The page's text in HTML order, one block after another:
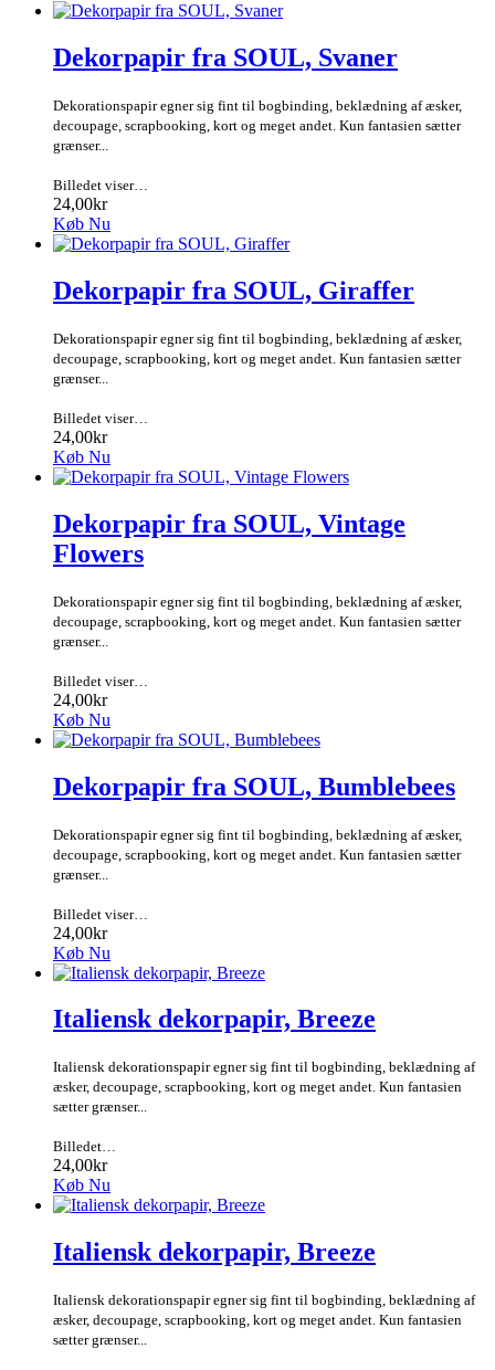
Dekorpapir fra SOUL, Svaner
Dekorationspapir egner sig fint til bogbinding, beklædning af æsker,
decoupage, scrapbooking, kort og meget andet. Kun fantasien sætter
grænser...
Billedet viser…
24,00kr
Køb Nu
Dekorpapir fra SOUL, Giraffer
Dekorationspapir egner sig fint til bogbinding, beklædning af æsker,
decoupage, scrapbooking, kort og meget andet. Kun fantasien sætter
grænser...
Billedet viser…
24,00kr
Køb Nu
Dekorpapir fra SOUL, Vintage
Flowers
Dekorationspapir egner sig fint til bogbinding, beklædning af æsker,
decoupage, scrapbooking, kort og meget andet. Kun fantasien sætter
grænser...
Billedet viser…
24,00kr
Køb Nu
Dekorpapir fra SOUL, Bumblebees
Dekorationspapir egner sig fint til bogbinding, beklædning af æsker,
decoupage, scrapbooking, kort og meget andet. Kun fantasien sætter
grænser...
Billedet viser…
24,00kr
Køb Nu
Italiensk dekorpapir, Breeze
Italiensk dekorationspapir egner sig fint til bogbinding, beklædning af
æsker, decoupage, scrapbooking, kort og meget andet. Kun fantasien
sætter grænser...
Billedet…
24,00kr
Køb Nu
Italiensk dekorpapir, Breeze
Italiensk dekorationspapir egner sig fint til bogbinding, beklædning af
æsker, decoupage, scrapbooking, kort og meget andet. Kun fantasien
sætter grænser...